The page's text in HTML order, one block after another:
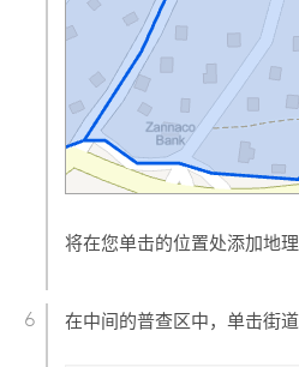
将在您单击的位置处添加地理
在中间的普查区中，单击街道